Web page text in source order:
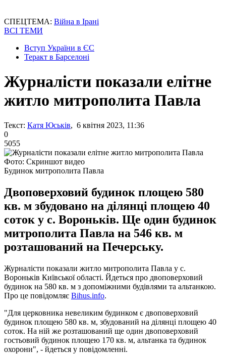
СПЕЦТЕМА: Війна в Ірані
ВСІ ТЕМИ
Вступ України в ЄС
Теракт в Барселоні
Журналісти показали елітне
житло митрополита Павла
Текст: Катя Юськів, 6 квітня 2023, 11:36
0
5055
Фото: Скриншот видео
Будинок митрополита Павла
Двоповерховий будинок площею 580
кв. м збудовано на ділянці площею 40
соток у с. Вороньків. Ще один будинок
митрополита Павла на 546 кв. м
розташований на Печерську.
Журналісти показали житло митрополита Павла у с.
Вороньків Київської області. Йдеться про двоповерховий
будинок на 580 кв. м з допоміжними будівлями та альтанкою.
Про це повідомляє Bihus.info.
"Для церковника невеликим будинком є двоповерховий
будинок площею 580 кв. м, збудований на ділянці площею 40
соток. На ній же розташований ще один двоповерховий
гостьовий будинок площею 170 кв. м, альтанка та будинок
охорони", - йдеться у повідомленні.